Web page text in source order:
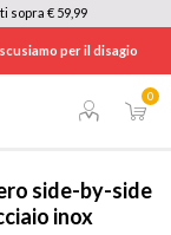
sopra € 59,99
per il disagio
0
side-by-side
inox